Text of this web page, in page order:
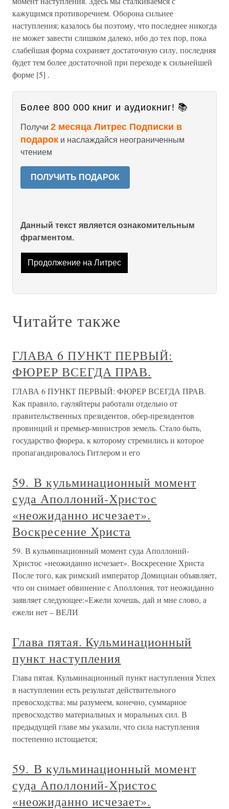
кажущимся противоречием. Оборона сильнее
наступления; казалось бы поэтому, что последнее никогда
не может завести слишком далеко, ибо до тех пор, пока
слабейшая форма сохраняет достаточную силу, последняя
будет тем более достаточной при переходе к сильнейшей
форме [5] .
Более 800 000 книг и аудиокниг! 📚
Получи 2 месяца Литрес Подписки в
подарок и наслаждайся неограниченным
чтением
ПОЛУЧИТЬ ПОДАРОК
Данный текст является ознакомительным
фрагментом.
Продолжение на Литрес
Читайте также
ГЛАВА 6 ПУНКТ ПЕРВЫЙ:
ФЮРЕР ВСЕГДА ПРАВ.
ГЛАВА 6 ПУНКТ ПЕРВЫЙ: ФЮРЕР ВСЕГДА ПРАВ.
Как правило, гауляйтеры работали отдельно от
правительственных президентов, обер-президентов
провинций и премьер-министров земель. Стало быть,
государство фюрера, к которому стремились и которое
пропагандировалось Гитлером и его
59. В кульминационный момент
суда Аполлоний-Христос
«неожиданно исчезает».
Воскресение Христа
59. В кульминационный момент суда Аполлоний-
Христос «неожиданно исчезает». Воскресение Христа
После того, как римский император Домициан объявляет,
что он снимает обвинение с Аполлония, тот неожиданно
заявляет следующее:«Ежели хочешь, дай и мне слово, а
ежели нет – ВЕЛИ
Глава пятая. Кульминационный
пункт наступления
Глава пятая. Кульминационный пункт наступления Успех
в наступлении есть результат действительного
превосходства; мы разумеем, конечно, суммарное
превосходство материальных и моральных сил. В
предыдущей главе мы указали, что сила наступления
постепенно истощается;
59. В кульминационный момент
суда Аполлоний-Христос
«неожиданно исчезает».